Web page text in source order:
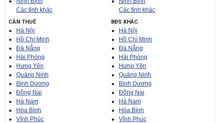
Các tỉnh khác
Các tỉnh khác
CẦN THUÊ
Hà Nội
Hồ Chí Minh
Đà Nẵng
Hải Phòng
Hưng Yên
Quảng Ninh
Bình Dương
Đồng Nai
Hà Nam
Hòa Bình
Vĩnh Phúc
BĐS KHÁC
Hà Nội
Hồ Chí Minh
Đà Nẵng
Hải Phòng
Hưng Yên
Quảng Ninh
Bình Dương
Đồng Nai
Hà Nam
Hòa Bình
Vĩnh Phúc